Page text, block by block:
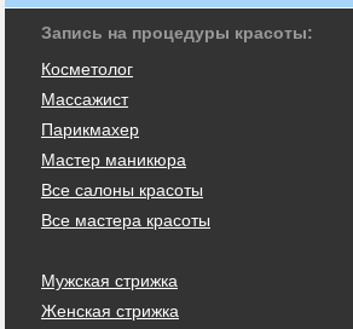
Запись на процедуры красоты:
Косметолог
Массажист
Парикмахер
Мастер маникюра
Все салоны красоты
Все мастера красоты
Мужская стрижка
Женская стрижка